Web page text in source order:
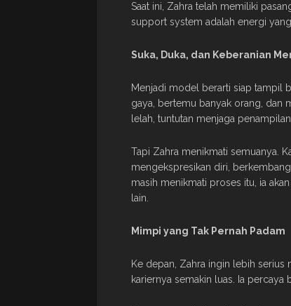
Saat ini, Zahra telah memiliki
support system adalah energi
Suka, Duka, dan Keberanian
Menjadi model berarti siap tampil
gaya, bertemu banyak orang, dan
lelah, tuntutan menjaga
Tapi Zahra menikmati semuanya.
mengekspresikan diri,
masih menikmati proses itu, ia
lain.
Mimpi yang Tak Pernah Padam
Ke depan, Zahra ingin lebih
kariernya semakin luas. Ia